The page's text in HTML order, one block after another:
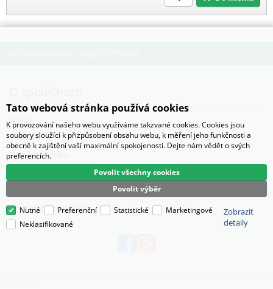
O nás
Kontaky
Otevírací doba
Jak nakupovat
Obchodní podmínky
Tato webová stránka používá cookies
K provozování našeho webu využíváme takzvané cookies. Cookies jsou
soubory sloužící k přizpůsobení obsahu webu, k měření jeho funkčnosti a
obecně k zajištění vaší maximální spokojenosti. Dejte nám vědět o svých
preferencích.
Povolit výběr
Povolit všechny cookies
Nutné Preferenční Statistické
Marketingové
Neklasifikované
Zobrazit
detaily